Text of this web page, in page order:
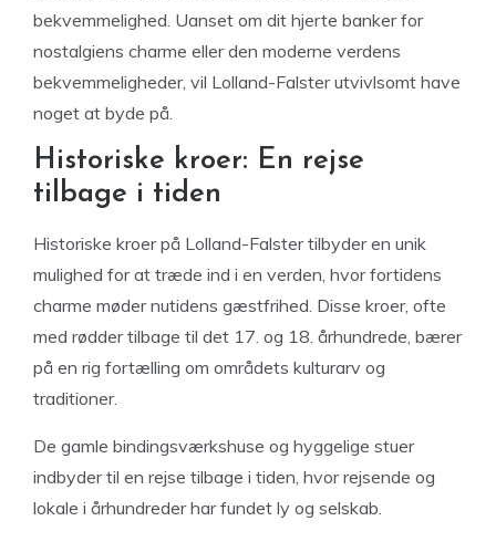
bekvemmelighed. Uanset om dit hjerte banker for
nostalgiens charme eller den moderne verdens
bekvemmeligheder, vil Lolland-Falster utvivlsomt have
noget at byde på.
Historiske kroer: En rejse
tilbage i tiden
Historiske kroer på Lolland-Falster tilbyder en unik
mulighed for at træde ind i en verden, hvor fortidens
charme møder nutidens gæstfrihed. Disse kroer, ofte
med rødder tilbage til det 17. og 18. århundrede, bærer
på en rig fortælling om områdets kulturarv og
traditioner.
De gamle bindingsværkshuse og hyggelige stuer
indbyder til en rejse tilbage i tiden, hvor rejsende og
lokale i århundreder har fundet ly og selskab.